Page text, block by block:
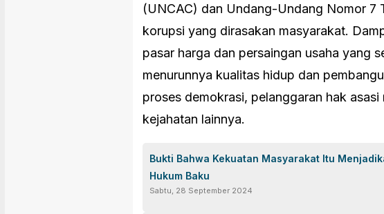
(UNCAC) dan Undang-Undang Nomor 7
korupsi yang dirasakan masyarakat.
pasar harga dan persaingan usaha yang
menurunnya kualitas hidup dan
proses demokrasi, pelanggaran hak
kejahatan lainnya.
Bukti Bahwa Kekuatan Masyarakat Itu
Hukum Baku
Sabtu, 28 September 2024